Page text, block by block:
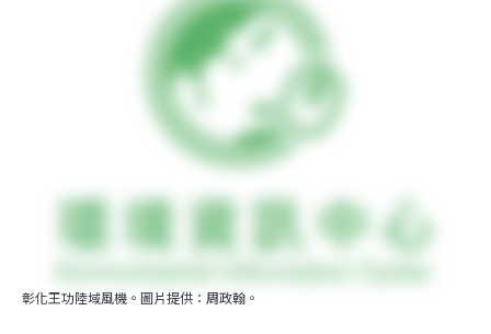
彰化王功陸域風機。圖片提供：周政翰。